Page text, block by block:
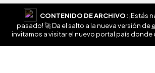
CONTENIDO DE ARCHIVO:¡Estás
pasado! 🚀 Da el salto a la nueva versión de
invitamos a visitar el nuevo portal país